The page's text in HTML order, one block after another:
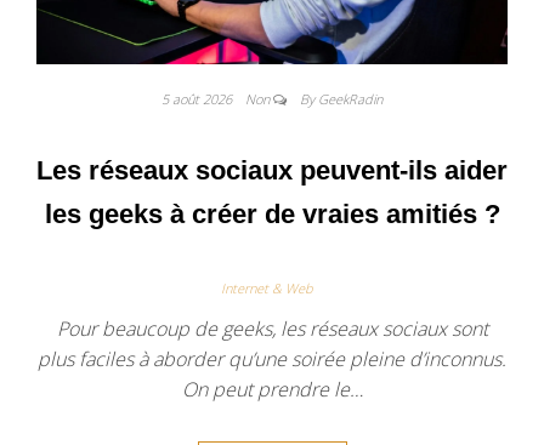
5 août 2026 Non By GeekRadin
Les réseaux sociaux peuvent-ils aider
les geeks à créer de vraies amitiés ?
Internet & Web
Pour beaucoup de geeks, les réseaux sociaux sont
plus faciles à aborder qu’une soirée pleine d’inconnus.
On peut prendre le…